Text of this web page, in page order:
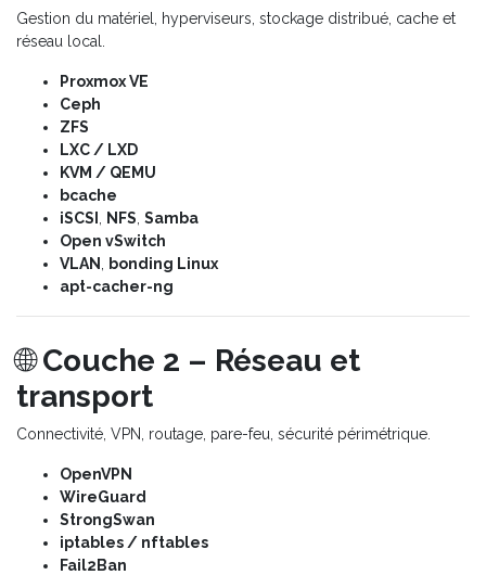
Gestion du matériel, hyperviseurs, stockage distribué, cache et
réseau local.
Proxmox VE
Ceph
ZFS
LXC / LXD
KVM / QEMU
bcache
iSCSI
NFS Samba
Open vSwitch
VLAN
bonding Linux
apt-cacher-ng
🌐Couche 2 – Réseau et
transport
Connectivité, VPN, routage, pare-feu, sécurité périmétrique.
OpenVPN
WireGuard
StrongSwan
iptables / nftables
Fail2Ban